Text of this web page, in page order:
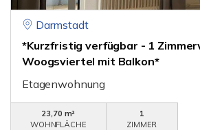
Darmstadt
*Kurzfristig verfügbar - 1
Woogsviertel mit Balkon*
Etagenwohnung
23,70 m²
WOHNFLÄCHE
1
ZIMMER